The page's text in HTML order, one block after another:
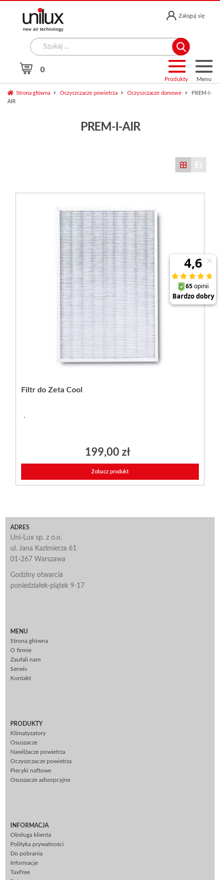
Produkty
nawigacji
treści
Zaloguj się
0
Search
for:
Menu
Strona główna Oczyszczacze powietrza Oczyszczacze domowe
PREM-I-
AIR
PREM-I-AIR
Filtr do Zeta Cool
.
199,00 zł
Zobacz produkt
ADRES
Uni-Lux sp. z o.o.
ul. Jana Kazimierza 61
01-267 Warszawa
Godziny otwarcia
poniedziałek-piątek 9-17
MENU
Strona główna
O firmie
Zaufali nam
Serwis
Kontakt
PRODUKTY
Klimatyzatory
Osuszacze
Nawilżacze powietrza
Oczyszczacze powietrza
Piecyki naftowe
Osuszacze adsorpcyjne
INFORMACJA
Obsługa klienta
Polityka prywatności
Do pobrania
Informacje
TaxFree